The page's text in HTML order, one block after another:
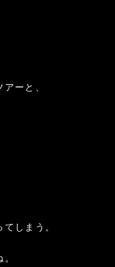
ーと、
しまう。